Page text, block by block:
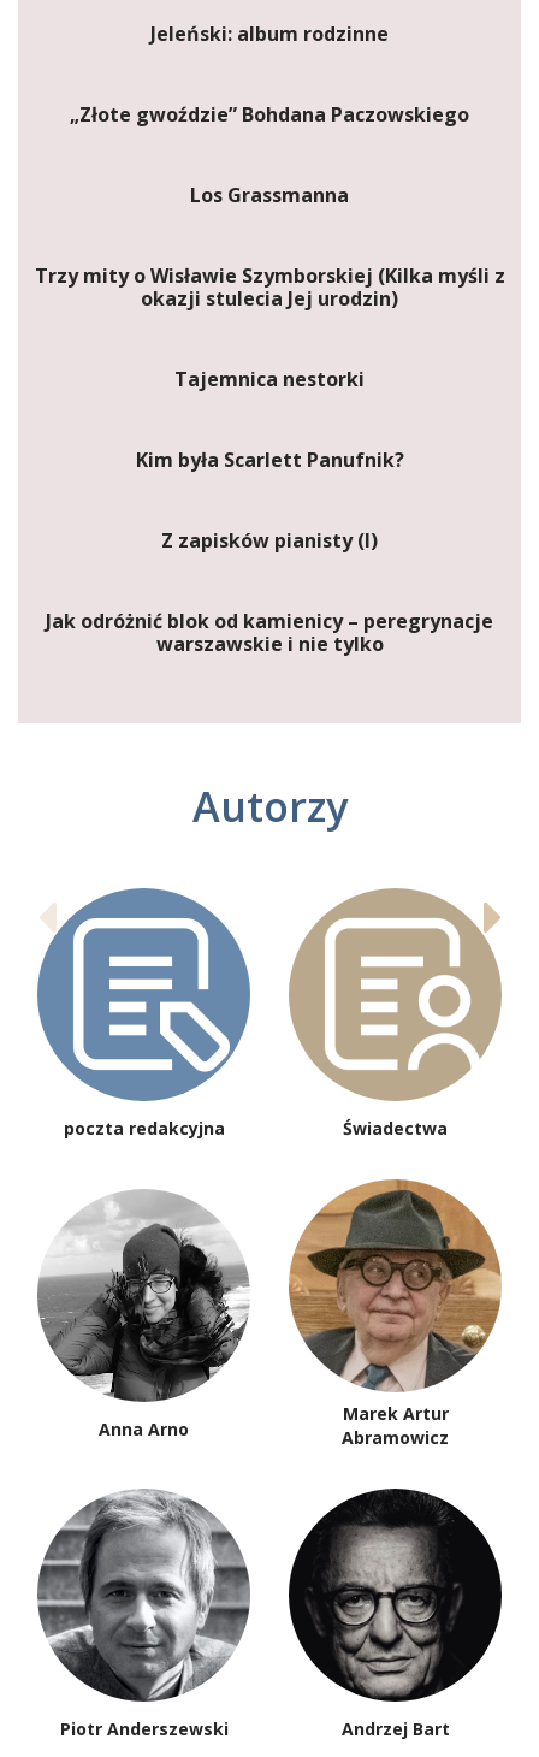
Jeleński: album rodzinne
„Złote gwoździe” Bohdana Paczowskiego
Los Grassmanna
Trzy mity o Wisławie Szymborskiej (Kilka myśli z
okazji stulecia Jej urodzin)
Tajemnica nestorki
Kim była Scarlett Panufnik?
Z zapisków pianisty (I)
Jak odróżnić blok od kamienicy – peregrynacje
warszawskie i nie tylko
Autorzy
poczta redakcyjna Świadectwa
Anna Arno
Marek Artur
Abramowicz
Piotr Anderszewski Andrzej Bart